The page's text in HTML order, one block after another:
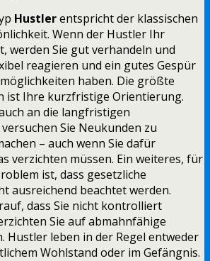
Hustlerentspricht der klassischen
Wenn der Hustler Ihr
werden Sie gut verhandeln und
reagieren und ein gutes Gespür
haben. Die größte
ist Ihre kurzfristige Orientierung.
an die langfristigen
Sie Neukunden zu
– auch wenn Sie dafür
verzichten müssen. Ein weiteres, für
ist, dass gesetzliche
ausreichend beachtet werden.
dass Sie nicht kontrolliert
Sie auf abmahnfähige
Hustler leben in der Regel entweder
Wohlstand oder im Gefängnis.